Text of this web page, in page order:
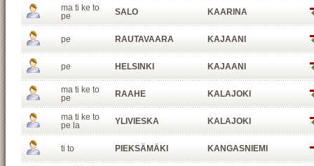
ma ti ke to
pe
SALO KAARINA
pe RAUTAVAARA KAJAANI
pe HELSINKI KAJAANI
ma ti ke to
pe
RAAHE KALAJOKI
ma ti ke to
pe la
YLIVIESKA KALAJOKI
ti to PIEKSÄMÄKI KANGASNIEMI